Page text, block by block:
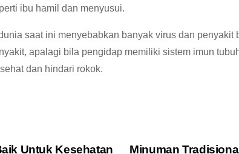
ibu hamil dan menyusui.
saat ini menyebabkan banyak virus dan penyakit
apalagi bila pengidap memiliki sistem imun
dan hindari rokok.
Minuman
Untuk Kesehatan